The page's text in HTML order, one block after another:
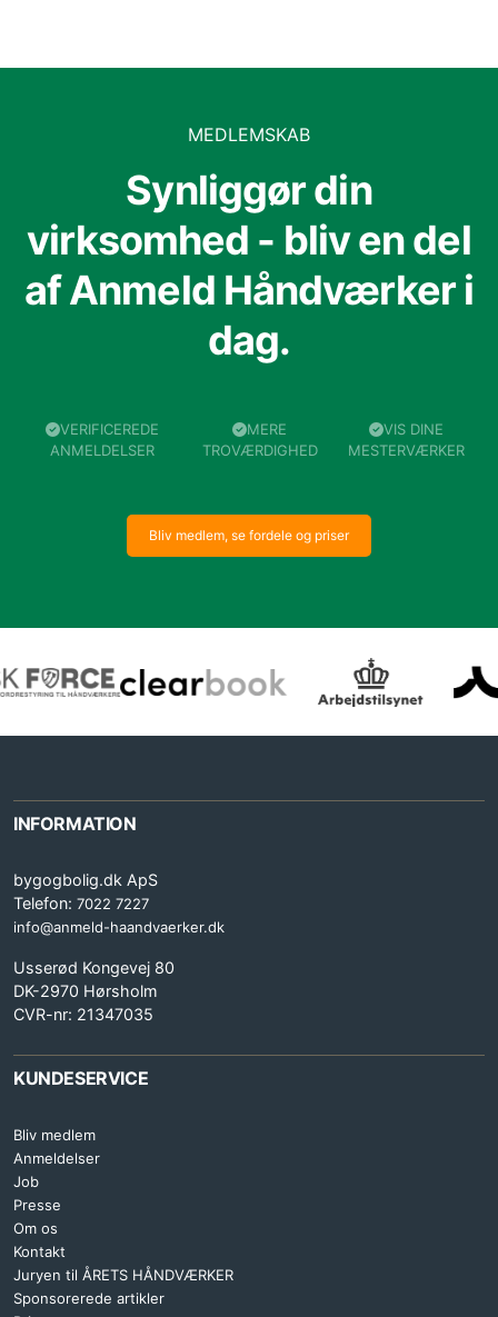
MEDLEMSKAB
Synliggør din
virksomhed - bliv en del
af Anmeld Håndværker i
dag.
VERIFICEREDE
ANMELDELSER
MERE
TROVÆRDIGHED
VIS DINE
MESTERVÆRKER
Bliv medlem, se fordele og priser
INFORMATION
bygogbolig.dk ApS
Telefon: 7022 7227
info@anmeld-haandvaerker.dk
Usserød Kongevej 80
DK-2970 Hørsholm
CVR-nr: 21347035
KUNDESERVICE
Bliv medlem
Anmeldelser
Job
Presse
Om os
Kontakt
Juryen til ÅRETS HÅNDVÆRKER
Sponsorerede artikler